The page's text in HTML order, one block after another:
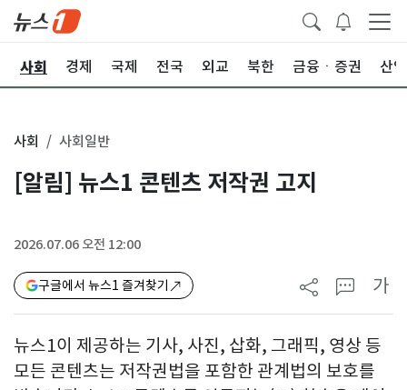
사회 경제 국제 전국 외교 북한 금융ㆍ증권 산업
사회 사회일반
[알림] 뉴스1 콘텐츠 저작권 고지
2026.07.06 오전 12:00
구글에서 뉴스1 즐겨찾기 가
뉴스1이 제공하는 기사, 사진, 삽화, 그래픽, 영상 등
모든 콘텐츠는 저작권법을 포함한 관계법의 보호를